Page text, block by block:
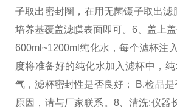
子取出密封圈，在用无菌镊子取出滤
培养基覆盖滤膜表面即可。6、盖上
600ml~1200ml纯化水，每个滤杯注
度将准备好的纯化水加入滤杯中，
气，滤杯密封性是否良好； B.检品
原因，请与厂家联系。 8、清洗:仪器